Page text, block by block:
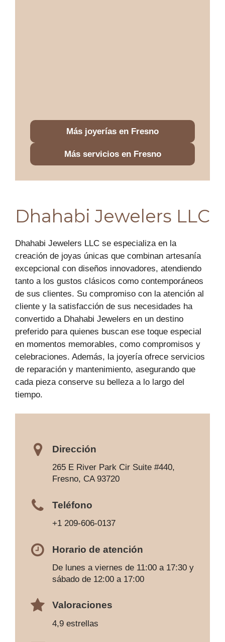
Más joyerías en Fresno
Más servicios en Fresno
Dhahabi Jewelers LLC
Dhahabi Jewelers LLC se especializa en la
creación de joyas únicas que combinan artesanía
excepcional con diseños innovadores, atendiendo
tanto a los gustos clásicos como contemporáneos
de sus clientes. Su compromiso con la atención al
cliente y la satisfacción de sus necesidades ha
convertido a Dhahabi Jewelers en un destino
preferido para quienes buscan ese toque especial
en momentos memorables, como compromisos y
celebraciones. Además, la joyería ofrece servicios
de reparación y mantenimiento, asegurando que
cada pieza conserve su belleza a lo largo del
tiempo.
Dirección
265 E River Park Cir Suite #440,
Fresno, CA 93720
Teléfono
+1 209-606-0137
Horario de atención
De lunes a viernes de 11:00 a 17:30 y
sábado de 12:00 a 17:00
Valoraciones
4,9 estrellas